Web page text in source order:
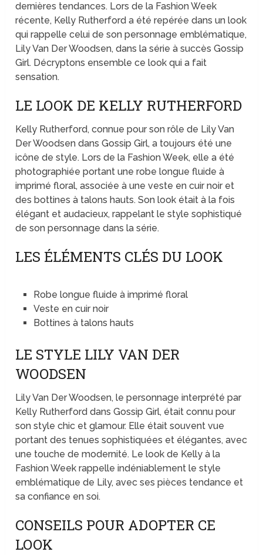
dernières tendances. Lors de la Fashion Week
récente, Kelly Rutherford a été repérée dans un look
qui rappelle celui de son personnage emblématique,
Lily Van Der Woodsen, dans la série à succès Gossip
Girl. Décryptons ensemble ce look qui a fait
sensation.
LE LOOK DE KELLY RUTHERFORD
Kelly Rutherford, connue pour son rôle de Lily Van
Der Woodsen dans Gossip Girl, a toujours été une
icône de style. Lors de la Fashion Week, elle a été
photographiée portant une robe longue fluide à
imprimé floral, associée à une veste en cuir noir et
des bottines à talons hauts. Son look était à la fois
élégant et audacieux, rappelant le style sophistiqué
de son personnage dans la série.
LES ÉLÉMENTS CLÉS DU LOOK
Robe longue fluide à imprimé floral
Veste en cuir noir
Bottines à talons hauts
LE STYLE LILY VAN DER
WOODSEN
Lily Van Der Woodsen, le personnage interprété par
Kelly Rutherford dans Gossip Girl, était connu pour
son style chic et glamour. Elle était souvent vue
portant des tenues sophistiquées et élégantes, avec
une touche de modernité. Le look de Kelly à la
Fashion Week rappelle indéniablement le style
emblématique de Lily, avec ses pièces tendance et
sa confiance en soi.
CONSEILS POUR ADOPTER CE
LOOK